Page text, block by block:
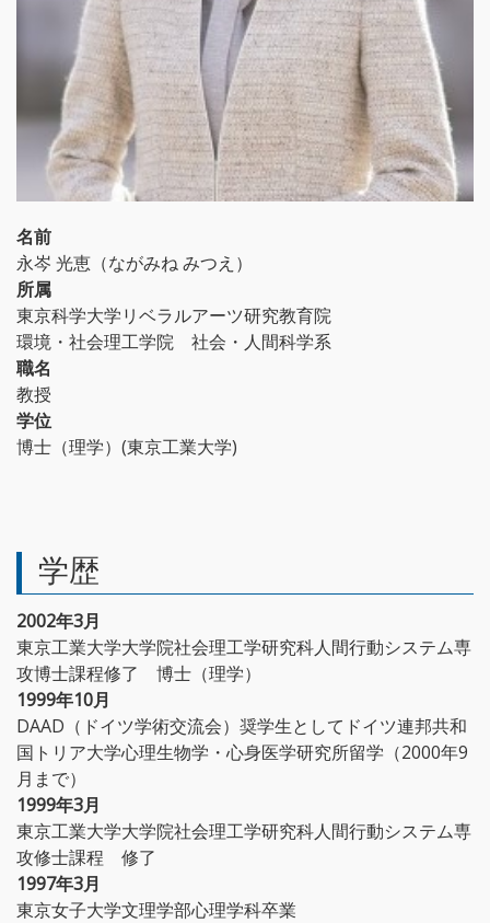
名前
永岑 光恵（ながみね みつえ）
所属
東京科学大学リベラルアーツ研究教育院
環境・社会理工学院 社会・人間科学系
職名
教授
学位
博士（理学）(東京工業大学)
学歴
2002年3月
東京工業大学大学院社会理工学研究科人間行動システム専
攻博士課程修了 博士（理学）
1999年10月
DAAD（ドイツ学術交流会）奨学生としてドイツ連邦共和
国トリア大学心理生物学・心身医学研究所留学（2000年9
月まで）
1999年3月
東京工業大学大学院社会理工学研究科人間行動システム専
攻修士課程 修了
1997年3月
東京女子大学文理学部心理学科卒業